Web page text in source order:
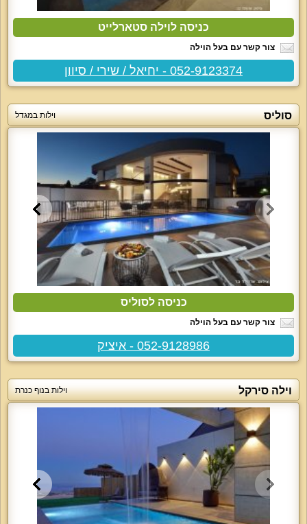
כניסה לוילה סטארלייט
צור קשר עם בעל הוילה
052-9123374 - יחיאל / שירי / סיוון
סוליס וילות במגדל
כניסה לסוליס
צור קשר עם בעל הוילה
052-9128986 - איציק
וילה סירקל וילות בנוף כנרת